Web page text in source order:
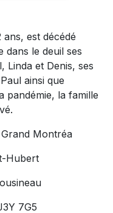
est décédé
dans le deuil ses
Linda et Denis, ses
ainsi que
pandémie, la famille
Montréa
Hubert
7G5